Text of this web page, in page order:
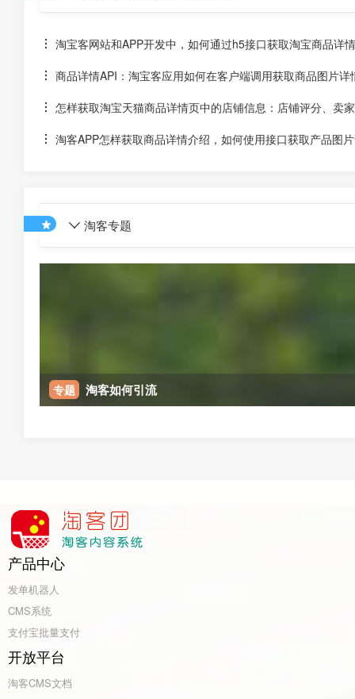
淘宝客网站和APP开发中，如何通过h5接口获取淘宝商品详
商品详情API：淘宝客应用如何在客户端调用获取商品图片详
怎样获取淘宝天猫商品详情页中的店铺信息：店铺评分、卖
淘客APP怎样获取商品详情介绍，如何使用接口获取产品图
淘客专题
专题 淘客如何引流
产品中心
发单机器人
CMS系统
支付宝批量支付
开放平台
淘客CMS文档